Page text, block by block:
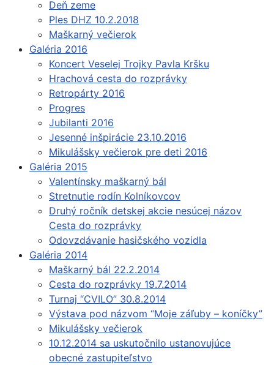
Deň zeme
Ples DHZ 10.2.2018
Maškarný večierok
Galéria 2016
Koncert Veselej Trojky Pavla Kršku
Hrachová cesta do rozprávky
Retropárty 2016
Progres
Jubilanti 2016
Jesenné inšpirácie 23.10.2016
Mikulášsky večierok pre deti 2016
Galéria 2015
Valentínsky maškarný bál
Stretnutie rodín Kolníkovcov
Druhý ročník detskej akcie nesúcej názov
Cesta do rozprávky
Odovzdávanie hasičského vozidla
Galéria 2014
Maškarný bál 22.2.2014
Cesta do rozprávky 19.7.2014
Turnaj “CVILO” 30.8.2014
Výstava pod názvom “Moje záľuby – koníčky”
Mikulášsky večierok
10.12.2014 sa uskutočnilo ustanovujúce
obecné zastupiteľstvo